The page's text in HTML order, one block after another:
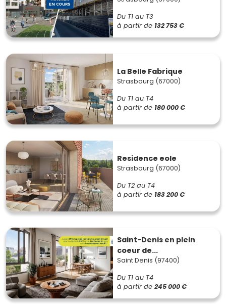
Du T1 au T3
à partir de 132 753 €
La Belle Fabrique
Strasbourg (67000)
Du T1 au T4
à partir de 180 000 €
Residence eole
Strasbourg (67000)
Du T2 au T4
à partir de 183 200 €
Saint-Denis en plein
coeur de...
Saint Denis (97400)
Du T1 au T4
à partir de 245 000 €